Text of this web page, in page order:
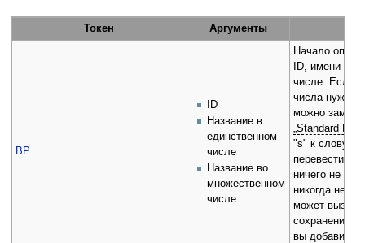
Токен Аргументы
BP
ID
Название в
единственном
числе
Название во
множественном
числе
Начало
ID, имени и
числе. Если
числа нужно
можно
„Standard
"s" к слову в
перевести
ничего не
никогда не
может
сохранений
вы добавили